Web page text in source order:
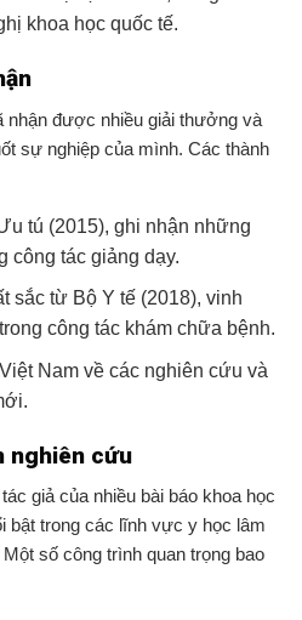
khoa học quốc tế.
nhận được nhiều giải thưởng và
sự nghiệp của mình. Các thành
tú (2015), ghi nhận những
công tác giảng dạy.
sắc từ Bộ Y tế (2018), vinh
công tác khám chữa bệnh.
Nam về các nghiên cứu và
nghiên cứu
giả của nhiều bài báo khoa học
bật trong các lĩnh vực y học lâm
số công trình quan trọng bao